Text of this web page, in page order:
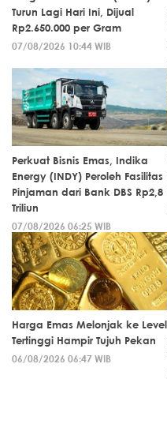
Turun Lagi Hari Ini, Dijual
Rp2.650.000 per Gram
07/08/2026 10:44 WIB
Perkuat Bisnis Emas, Indika
Energy (INDY) Peroleh Fasilitas
Pinjaman dari Bank DBS Rp2,8
Triliun
07/08/2026 06:25 WIB
Harga Emas Melonjak ke Level
Tertinggi Hampir Tujuh Pekan
06/08/2026 06:47 WIB